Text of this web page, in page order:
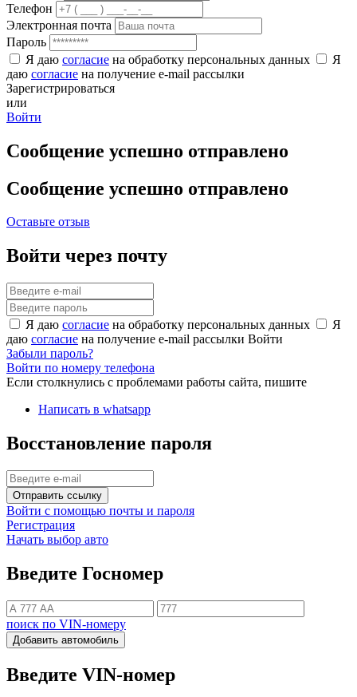
Телефон
Электронная почта
Пароль
Я даю согласие на обработку персональных данных
Я
даю согласие на получение e-mail рассылки
Зарегистрироваться
или
Войти
Сообщение успешно отправлено
Сообщение успешно отправлено
Оставьте отзыв
Войти через почту
Я даю согласие на обработку персональных данных
Я
даю согласие на получение e-mail рассылки Войти
Забыли пароль?
Войти по номеру телефона
Если столкнулись с проблемами работы сайта, пишите
Написать в whatsapp
Восстановление пароля
Отправить ссылку
Войти с помощью почты и пароля
Регистрация
Начать выбор авто
Введите Госномер
поиск по VIN-номеру
Добавить автомобиль
Введите VIN-номер